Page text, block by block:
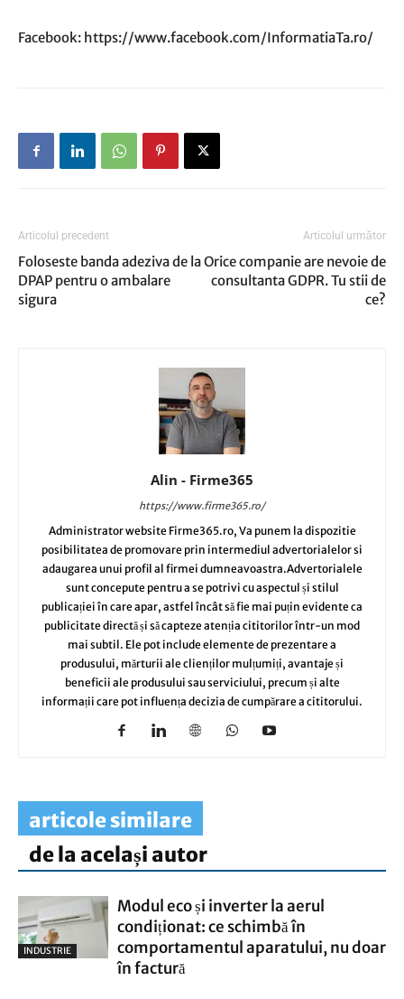
Facebook: https://www.facebook.com/InformatiaTa.ro/
Articolul precedent
Foloseste banda adeziva de la
DPAP pentru o ambalare
sigura
Articolul următor
Orice companie are nevoie de
consultanta GDPR. Tu stii de
ce?
Alin - Firme365
https://www.firme365.ro/
Administrator website Firme365.ro, Va punem la dispozitie
posibilitatea de promovare prin intermediul advertorialelor si
adaugarea unui profil al firmei dumneavoastra.Advertorialele
sunt concepute pentru a se potrivi cu aspectul și stilul
publicației în care apar, astfel încât să fie mai puțin evidente ca
publicitate directă și să capteze atenția cititorilor într-un mod
mai subtil. Ele pot include elemente de prezentare a
produsului, mărturii ale clienților mulțumiți, avantaje și
beneficii ale produsului sau serviciului, precum și alte
informații care pot influența decizia de cumpărare a cititorului.
articole similare
de la același autor
INDUSTRIE
Modul eco și inverter la aerul
condiționat: ce schimbă în
comportamentul aparatului, nu doar
în factură